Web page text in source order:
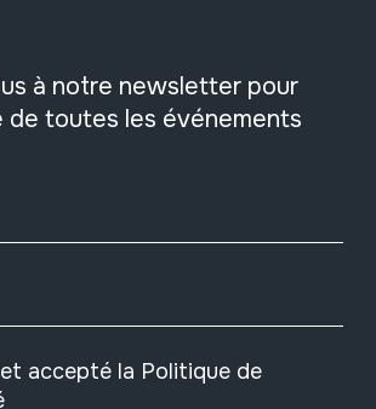
à notre newsletter pour
de toutes les événements
accepté la Politique de